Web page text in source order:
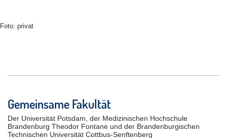
Foto: privat
Gemeinsame Fakultät
Der Universität Potsdam, der Medizinischen Hochschule
Brandenburg Theodor Fontane und der Brandenburgischen
Technischen Universität Cottbus-Senftenberg